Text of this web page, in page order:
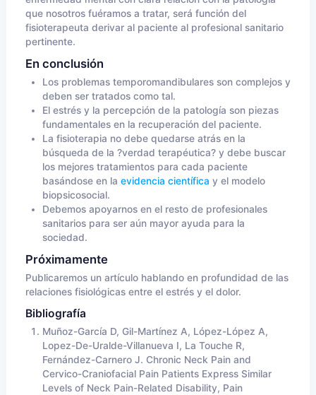
que nosotros fuéramos a tratar, será función del
fisioterapeuta derivar al paciente al profesional sanitario
pertinente.
En conclusión
Los problemas temporomandibulares son complejos y
deben ser tratados como tal.
El estrés y la percepción de la patología son piezas
fundamentales en la recuperación del paciente.
La fisioterapia no debe quedarse atrás en la
búsqueda de la ?verdad terapéutica? y debe buscar
los mejores tratamientos para cada paciente
basándose en la evidencia científica y el modelo
biopsicosocial.
Debemos apoyarnos en el resto de profesionales
sanitarios para ser aún mayor ayuda para la
sociedad.
Próximamente
Publicaremos un artículo hablando en profundidad de las
relaciones fisiológicas entre el estrés y el dolor.
Bibliografía
Muñoz-García D, Gil-Martínez A, López-López A,
Lopez-De-Uralde-Villanueva I, La Touche R,
Fernández-Carnero J. Chronic Neck Pain and
Cervico-Craniofacial Pain Patients Express Similar
Levels of Neck Pain-Related Disability, Pain